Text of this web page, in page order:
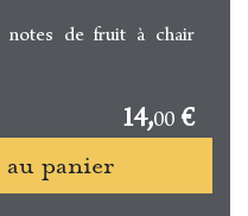
notes de fruit à chair
14,00 €
panier